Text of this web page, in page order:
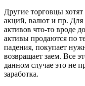
Другие торговцы хотят
акций, валют и пр. Для
активов что-то вроде
активы продаются по
падения, покупает
возвращает заем. Все
данном случае это не
заработка.